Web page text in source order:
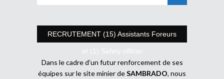
RECRUTEMENT (15) Assistants Foreurs
et (1) Safety officer
Dans le cadre d’un futur renforcement de ses
équipes sur le site minier deSAMBRADO, nous